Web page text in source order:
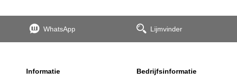
WhatsApp Lijmvinder
Informatie
Bedrijfsinformatie